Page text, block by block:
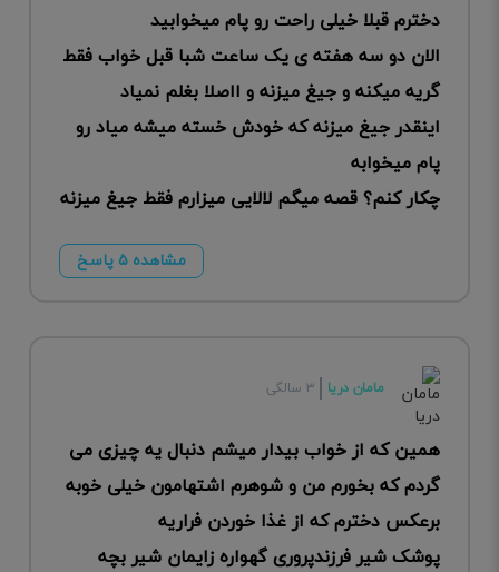
دخترم قبلا خیلی راحت رو پام میخوابید
الان دو سه هفته ی یک ساعت شبا قبل خواب فقط
گریه میکنه و جیغ میزنه و ااصلا بغلم نمیاد
اینقدر جیغ میزنه که خودش خسته میشه میاد رو
پام میخوابه
چکار کنم؟ قصه میگم لالایی میزارم فقط جیغ میزنه
مشاهده ۵ پاسخ
مامان دریا ۳ سالگی
همین که از خواب بیدار میشم دنبال یه چیزی می
گردم که بخورم من و شوهرم اشتهامون خیلی خوبه
برعکس دخترم که از غذا خوردن فراریه
پوشک شیر فرزندپروری گهواره زایمان شیر بچه